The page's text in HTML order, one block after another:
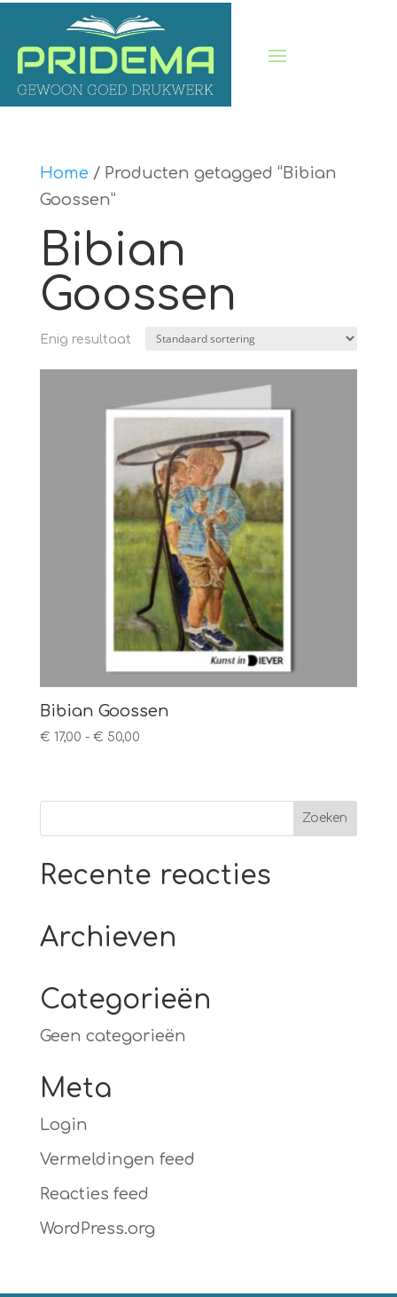
Home / Producten getagged “Bibian
Goossen”
Bibian
Goossen
Enig resultaat
Bibian Goossen
€ 17,00 - € 50,00Prijsklasse:
€ 50,00
Recente reacties
Archieven
Categorieën
Geen categorieën
Meta
Login
Vermeldingen feed
Reacties feed
WordPress.org